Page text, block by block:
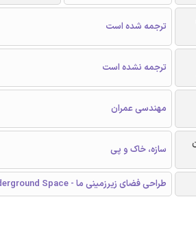
ترجمه شده است
ترجمه نشده است
مهندسی عمران
سازه، خاک و پی
طراحی فضای زیرزمینی ما - Designing Our Underground Space